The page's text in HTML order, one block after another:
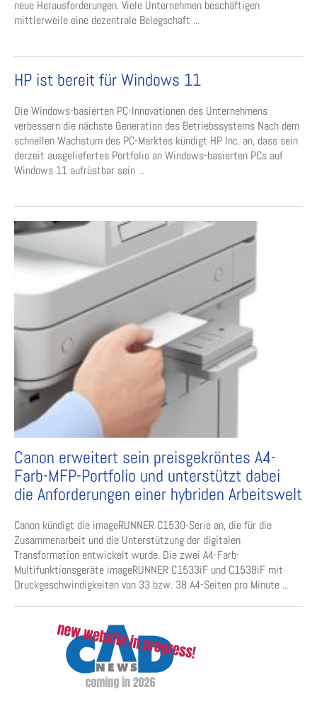
neue Herausforderungen. Viele Unternehmen beschäftigen
mittlerweile eine dezentrale Belegschaft ...
HP ist bereit für Windows 11
Die Windows-basierten PC-Innovationen des Unternehmens
verbessern die nächste Generation des Betriebssystems Nach dem
schnellen Wachstum des PC-Marktes kündigt HP Inc. an, dass sein
derzeit ausgeliefertes Portfolio an Windows-basierten PCs auf
Windows 11 aufrüstbar sein ...
Canon erweitert sein preisgekröntes A4-
Farb-MFP-Portfolio und unterstützt dabei
die Anforderungen einer hybriden Arbeitswelt
Canon kündigt die imageRUNNER C1530-Serie an, die für die
Zusammenarbeit und die Unterstützung der digitalen
Transformation entwickelt wurde. Die zwei A4-Farb-
Multifunktionsgeräte imageRUNNER C1533iF und C1538iF mit
Druckgeschwindigkeiten von 33 bzw. 38 A4-Seiten pro Minute ...